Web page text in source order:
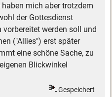
mich aber trotzdem
der Gottesdienst
vorbereitet werden soll und
("Allies") erst später
eine schöne Sache, zu
Blickwinkel
Gespeichert